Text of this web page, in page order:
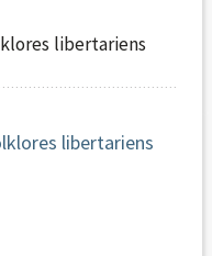
libertariens
libertariens